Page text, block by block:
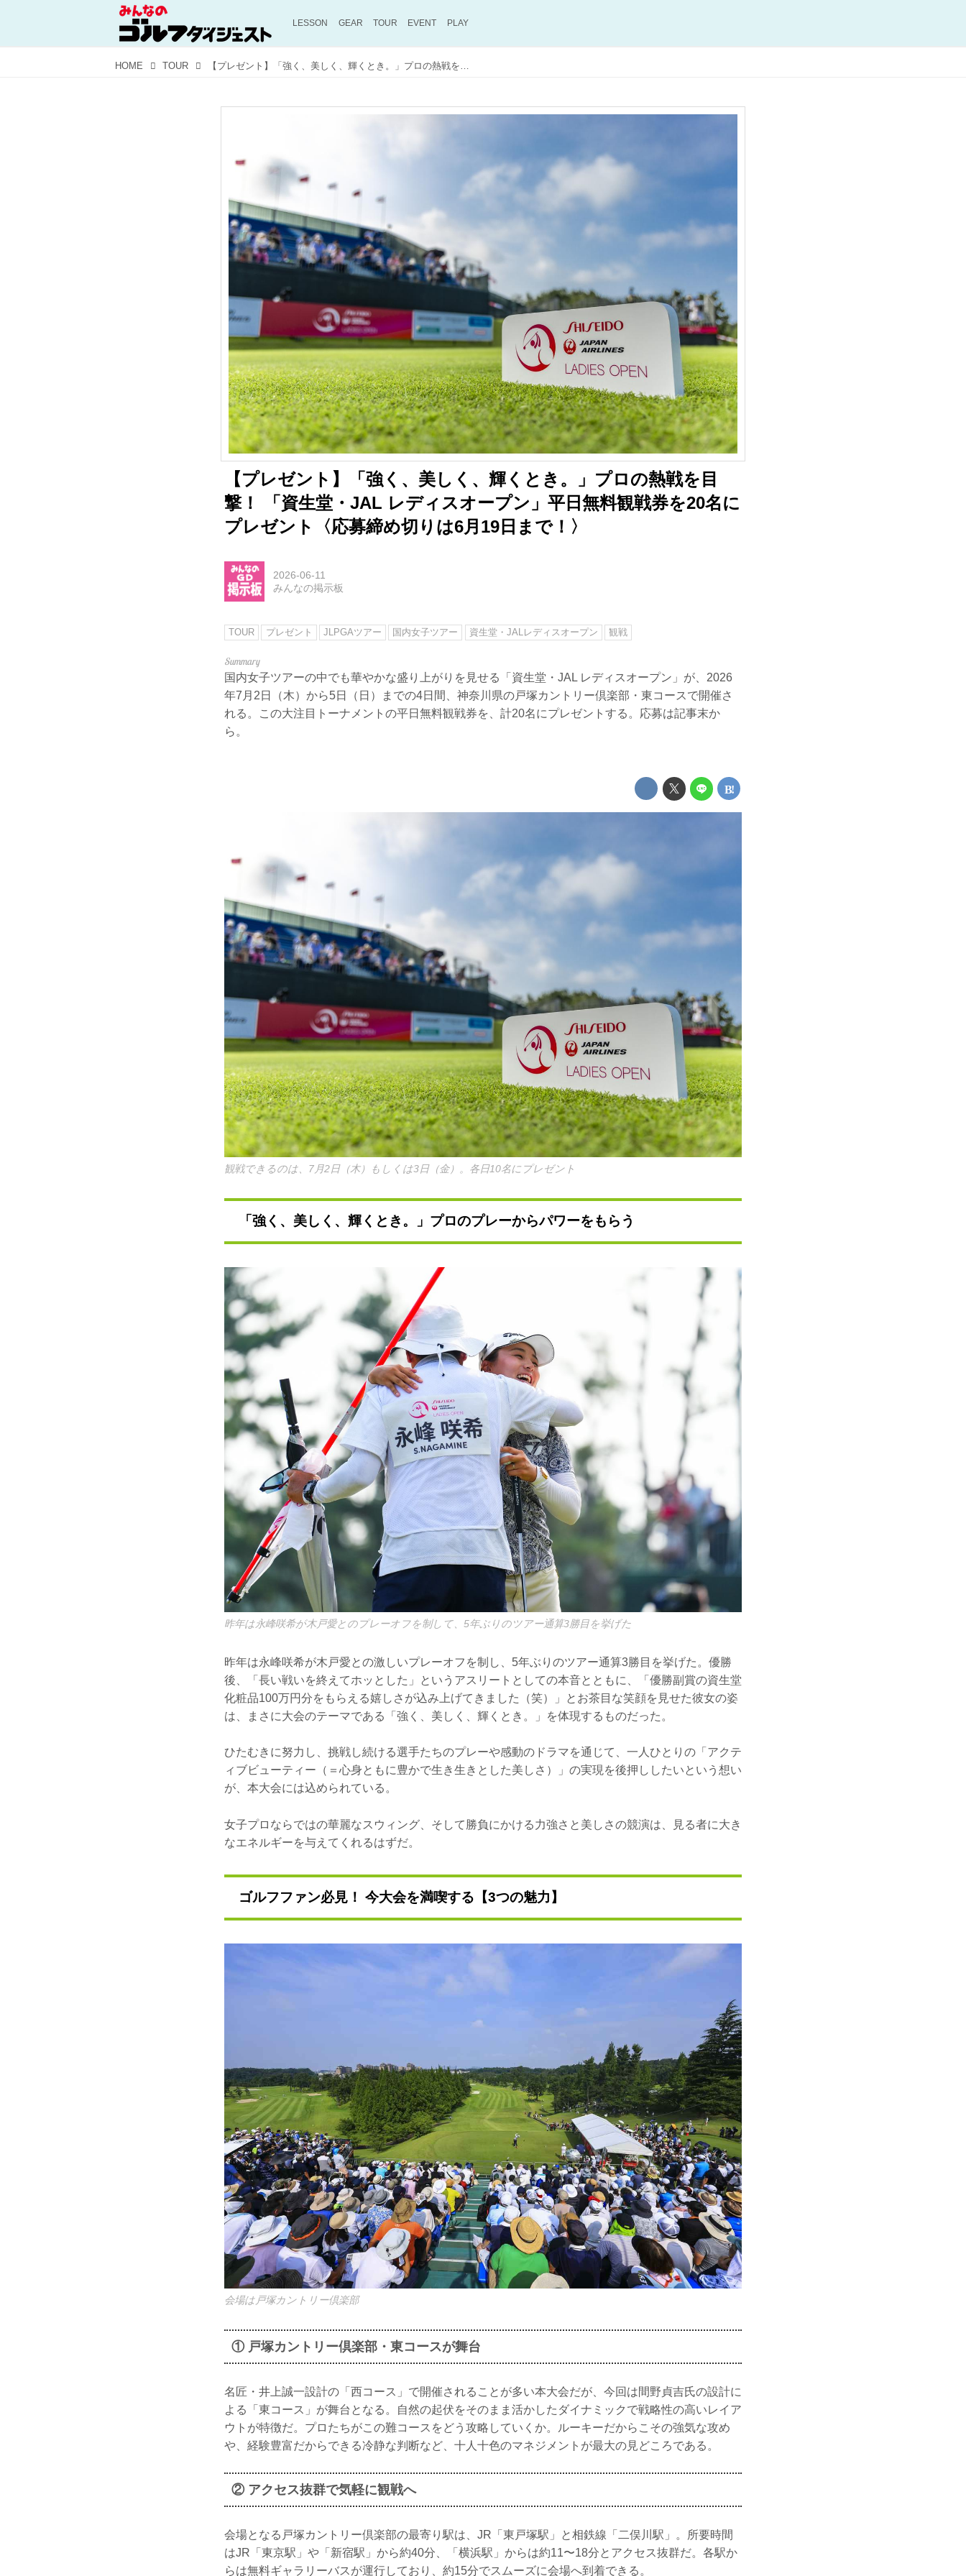
LESSON GEAR TOUR EVENT PLAY
HOME TOUR 【プレゼント】「強く、美しく、輝くとき。」プロの熱戦を目撃！ 「資生堂・JAL レディスオープン」平日無料観戦券を20名にプレゼント〈応募締め切りは6月19日まで！〉
【プレゼント】「強く、美しく、輝くとき。」プロの熱戦を目
撃！ 「資生堂・JAL レディスオープン」平日無料観戦券を20名に
プレゼント〈応募締め切りは6月19日まで！〉
2026-06-11
みんなの掲示板
TOUR プレゼント JLPGAツアー 国内女子ツアー 資生堂・JALレディスオープン 観戦
国内女子ツアーの中でも華やかな盛り上がりを見せる「資生堂・JAL レディスオープン」が、2026
年7月2日（木）から5日（日）までの4日間、神奈川県の戸塚カントリー倶楽部・東コースで開催さ
れる。この大注目トーナメントの平日無料観戦券を、計20名にプレゼントする。応募は記事末か
ら。
観戦できるのは、7月2日（木）もしくは3日（金）。各日10名にプレゼント
「強く、美しく、輝くとき。」プロのプレーからパワーをもらう
昨年は永峰咲希が木戸愛とのプレーオフを制して、5年ぶりのツアー通算3勝目を挙げた
昨年は永峰咲希が木戸愛との激しいプレーオフを制し、5年ぶりのツアー通算3勝目を挙げた。優勝
後、「長い戦いを終えてホッとした」というアスリートとしての本音とともに、「優勝副賞の資生堂
化粧品100万円分をもらえる嬉しさが込み上げてきました（笑）」とお茶目な笑顔を見せた彼女の姿
は、まさに大会のテーマである「強く、美しく、輝くとき。」を体現するものだった。
ひたむきに努力し、挑戦し続ける選手たちのプレーや感動のドラマを通じて、一人ひとりの「アクテ
ィブビューティー（＝心身ともに豊かで生き生きとした美しさ）」の実現を後押ししたいという想い
が、本大会には込められている。
女子プロならではの華麗なスウィング、そして勝負にかける力強さと美しさの競演は、見る者に大き
なエネルギーを与えてくれるはずだ。
ゴルフファン必見！ 今大会を満喫する【3つの魅力】
会場は戸塚カントリー倶楽部
① 戸塚カントリー倶楽部・東コースが舞台
名匠・井上誠一設計の「西コース」で開催されることが多い本大会だが、今回は間野貞吉氏の設計に
よる「東コース」が舞台となる。自然の起伏をそのまま活かしたダイナミックで戦略性の高いレイア
ウトが特徴だ。プロたちがこの難コースをどう攻略していくか。ルーキーだからこその強気な攻め
や、経験豊富だからできる冷静な判断など、十人十色のマネジメントが最大の見どころである。
② アクセス抜群で気軽に観戦へ
会場となる戸塚カントリー倶楽部の最寄り駅は、JR「東戸塚駅」と相鉄線「二俣川駅」。所要時間
はJR「東京駅」や「新宿駅」から約40分、「横浜駅」からは約11〜18分とアクセス抜群だ。各駅か
らは無料ギャラリーバスが運行しており、約15分でスムーズに会場へ到着できる。